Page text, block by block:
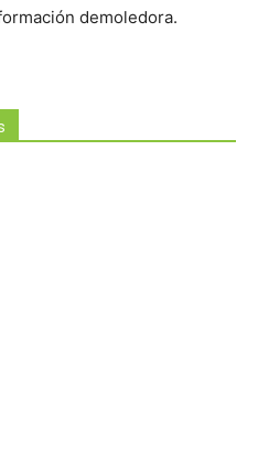
demoledora.